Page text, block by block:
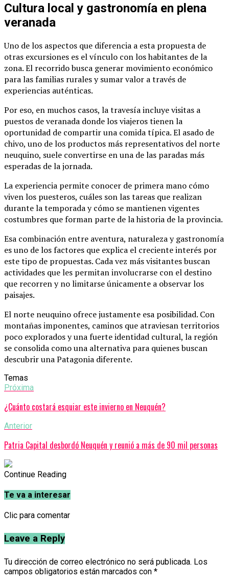
Cultura local y gastronomía en plena
veranada
Uno de los aspectos que diferencia a esta propuesta de
otras excursiones es el vínculo con los habitantes de la
zona. El recorrido busca generar movimiento económico
para las familias rurales y sumar valor a través de
experiencias auténticas.
Por eso, en muchos casos, la travesía incluye visitas a
puestos de veranada donde los viajeros tienen la
oportunidad de compartir una comida típica. El asado de
chivo, uno de los productos más representativos del norte
neuquino, suele convertirse en una de las paradas más
esperadas de la jornada.
La experiencia permite conocer de primera mano cómo
viven los puesteros, cuáles son las tareas que realizan
durante la temporada y cómo se mantienen vigentes
costumbres que forman parte de la historia de la provincia.
Esa combinación entre aventura, naturaleza y gastronomía
es uno de los factores que explica el creciente interés por
este tipo de propuestas. Cada vez más visitantes buscan
actividades que les permitan involucrarse con el destino
que recorren y no limitarse únicamente a observar los
paisajes.
El norte neuquino ofrece justamente esa posibilidad. Con
montañas imponentes, caminos que atraviesan territorios
poco explorados y una fuerte identidad cultural, la región
se consolida como una alternativa para quienes buscan
descubrir una Patagonia diferente.
Temas
Próxima
¿Cuánto costará esquiar este invierno en Neuquén?
Anterior
Patria Capital desbordó Neuquén y reunió a más de 90 mil personas
Continue Reading
Te va a interesar
Clic para comentar
Leave a Reply
Tu dirección de correo electrónico no será publicada. Los
campos obligatorios están marcados con *